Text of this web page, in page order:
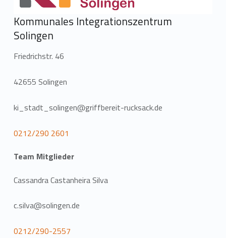
Kommunales Integrationszentrum
Solingen
Friedrichstr. 46
42655 Solingen
ki_stadt_solingen@griffbereit-rucksack.de
0212/290 2601
Team Mitglieder
Cassandra Castanheira Silva
c.silva@solingen.de
0212/290-2557